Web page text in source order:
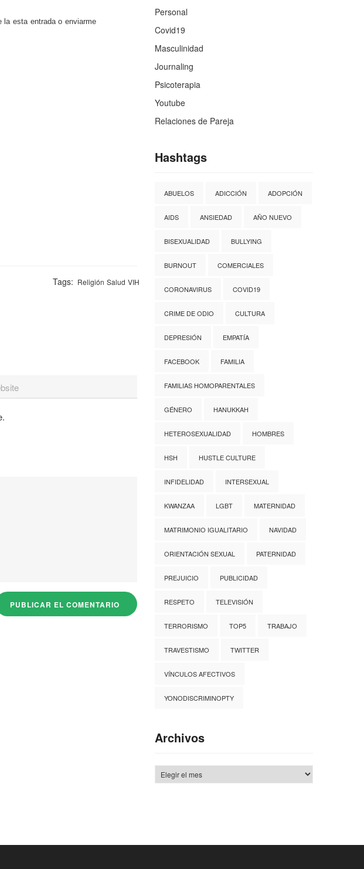
la esta entrada o enviarme
Tags: Religión Salud VIH
Personal
Covid19
Masculinidad
Journaling
Psicoterapia
Youtube
Relaciones de Pareja
Hashtags
ABUELOS ADICCIÓN ADOPCIÓN
AIDS ANSIEDAD AÑO NUEVO
BISEXUALIDAD BULLYING
BURNOUT COMERCIALES
CORONAVIRUS COVID19
CRIME DE ODIO CULTURA
DEPRESIÓN EMPATÍA
FACEBOOK FAMILIA
FAMILIAS HOMOPARENTALES
GÉNERO HANUKKAH
HETEROSEXUALIDAD HOMBRES
HSH HUSTLE CULTURE
INFIDELIDAD INTERSEXUAL
KWANZAA LGBT MATERNIDAD
MATRIMONIO IGUALITARIO NAVIDAD
ORIENTACIÓN SEXUAL PATERNIDAD
PREJUICIO PUBLICIDAD
RESPETO TELEVISIÓN
TERRORISMO TOP5 TRABAJO
TRAVESTISMO TWITTER
VÍNCULOS AFECTIVOS
YONODISCRIMINOPTY
Archivos
Archivos